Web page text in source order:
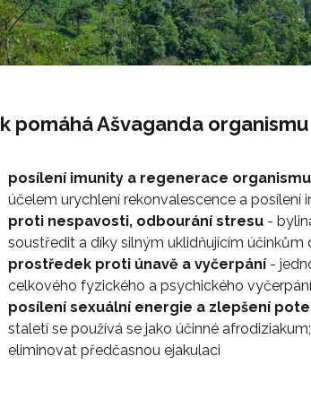
pomáhá Ašvaganda organismu
posílení imunity a regenerace organismu
účelem urychlení rekonvalescence a posílení
proti nespavosti, odbourání stresu -
soustředit a díky silným uklidňujícím
prostředek proti únavě a vyčerpání -
celkového fyzického a psychického vyčerpání
posílení sexuální energie a zlepšení
staletí se používá se jako účinné
eliminovat předčasnou ejakulaci